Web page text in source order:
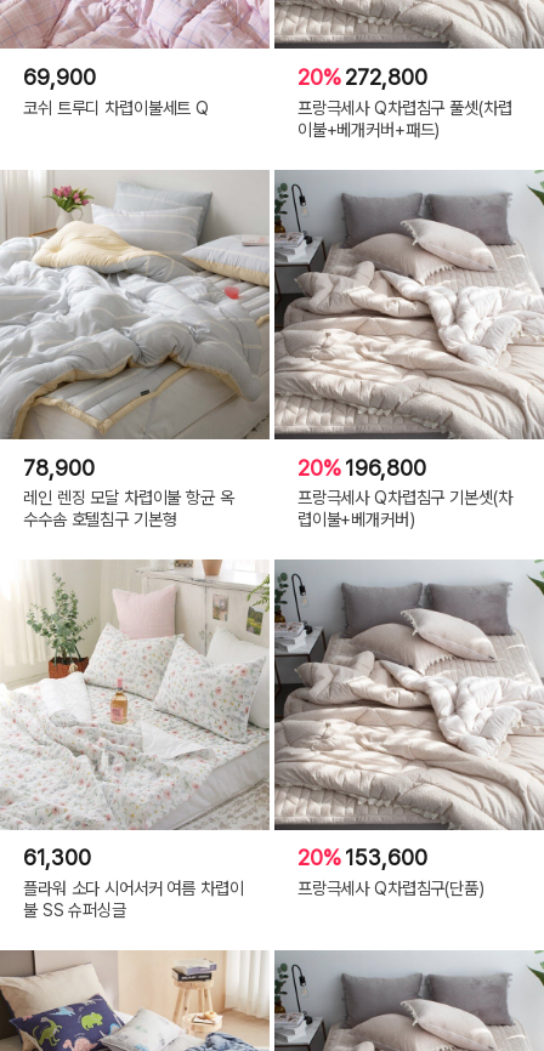
69,900
코쉬 트루디 차렵이불세트 Q
20%272,800
프랑극세사 Q차렵침구 풀셋(차렵
이불+베개커버+패드)
78,900
레인 렌징 모달 차렵이불 항균 옥
수수솜 호텔침구 기본형
20%196,800
프랑극세사 Q차렵침구 기본셋(차
렵이불+베개커버)
61,300
플라워 소다 시어서커 여름 차렵이
불 SS 슈퍼싱글
20%153,600
프랑극세사 Q차렵침구(단품)